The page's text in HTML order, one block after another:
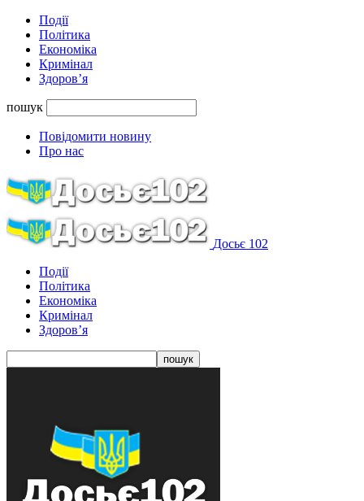
Події
Політика
Економіка
Кримінал
Здоров’я
пошук
Повідомити новину
Про нас
Досьє 102
Події
Політика
Економіка
Кримінал
Здоров’я